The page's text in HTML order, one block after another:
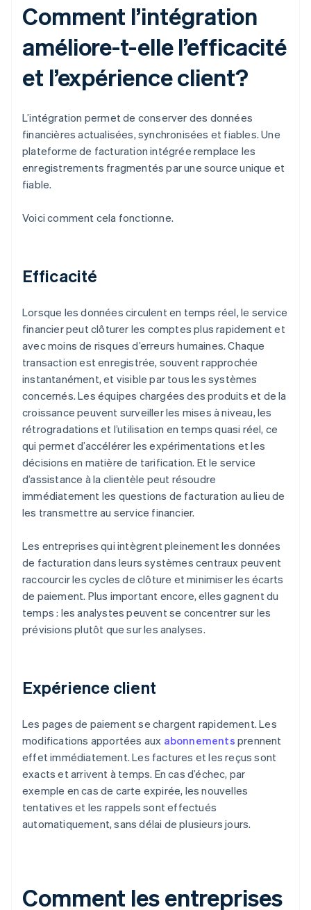
Comment l’intégration
améliore-t-elle l’efficacité
et l’expérience client?
L’intégration permet de conserver des données
financières actualisées, synchronisées et fiables. Une
plateforme de facturation intégrée remplace les
enregistrements fragmentés par une source unique et
fiable.
Voici comment cela fonctionne.
Efficacité
Lorsque les données circulent en temps réel, le service
financier peut clôturer les comptes plus rapidement et
avec moins de risques d’erreurs humaines. Chaque
transaction est enregistrée, souvent rapprochée
instantanément, et visible par tous les systèmes
concernés. Les équipes chargées des produits et de la
croissance peuvent surveiller les mises à niveau, les
rétrogradations et l’utilisation en temps quasi réel, ce
qui permet d’accélérer les expérimentations et les
décisions en matière de tarification. Et le service
d’assistance à la clientèle peut résoudre
immédiatement les questions de facturation au lieu de
les transmettre au service financier.
Les entreprises qui intègrent pleinement les données
de facturation dans leurs systèmes centraux peuvent
raccourcir les cycles de clôture et minimiser les écarts
de paiement. Plus important encore, elles gagnent du
temps : les analystes peuvent se concentrer sur les
prévisions plutôt que sur les analyses.
Expérience client
Les pages de paiement se chargent rapidement. Les
modifications apportées aux abonnements prennent
effet immédiatement. Les factures et les reçus sont
exacts et arrivent à temps. En cas d’échec, par
exemple en cas de carte expirée, les nouvelles
tentatives et les rappels sont effectués
automatiquement, sans délai de plusieurs jours.
Comment les entreprises